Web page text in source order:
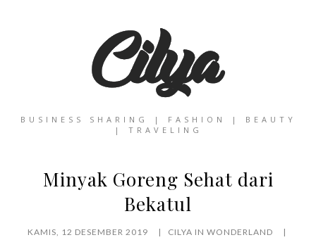
BUSINESS SHARING | FASHION | BEAUTY
| TRAVELING
Minyak Goreng Sehat dari
Bekatul
KAMIS, 12 DESEMBER 2019
CILYA IN WONDERLAND